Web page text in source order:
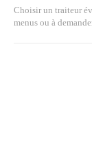
Choisir un traiteur
menus ou à